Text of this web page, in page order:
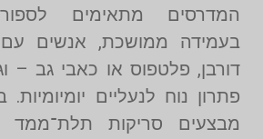
המדרסים מתאימים
בעמידה ממושכת, אנשים עם
דורבן, פלטפוס או כאבי גב
פתרון נוח לנעליים
מבצעים סריקות תלת־ממד